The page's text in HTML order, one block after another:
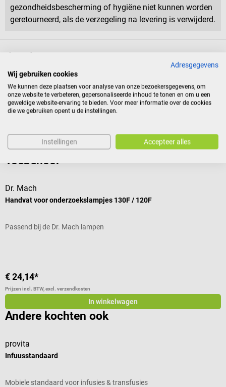
gezondheidsbescherming of hygiëne niet kunnen worden
geretourneerd, als de verzegeling na levering is verwijderd.
Eigenschappen
Productidentificatie
Toebehoor
Dr. Mach
Handvat voor onderzoekslampjes 130F / 120F
Passend bij de Dr. Mach lampen
€ 24,14*
Prijzen incl. BTW, excl. verzendkosten
In winkelwagen
Andere kochten ook
provita
Infuusstandaard
Mobiele standaard voor infusies & transfusies
Adresgegevens
Wij gebruiken cookies
We kunnen deze plaatsen voor analyse van onze bezoekersgegevens, om
onze website te verbeteren, gepersonaliseerde inhoud te tonen en om u een
geweldige website-ervaring te bieden. Voor meer informatie over de cookies
die we gebruiken opent u de instellingen.
Instellingen Accepteer alles